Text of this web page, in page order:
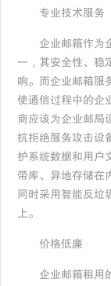
专业技术服务
企业邮箱作为企
一，其安全性、稳
响。而企业邮箱服
使通信过程中的企
商应该为企业邮局
抗拒绝服务攻击设
护系统数据和用户
带库、异地存储在
同时采用智能反垃
上。
价格低廉
企业邮箱租用的